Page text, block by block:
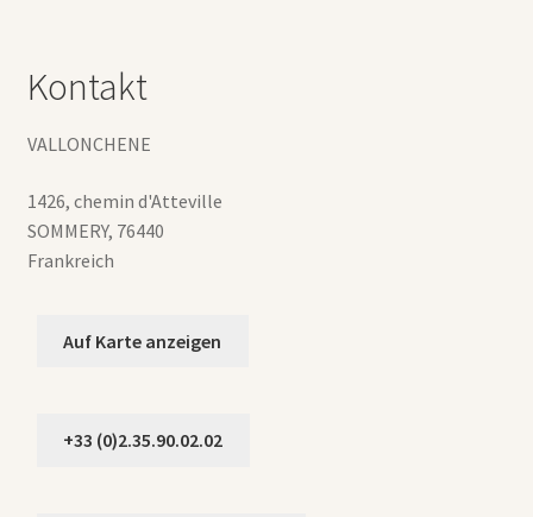
Kontakt
VALLONCHENE
1426, chemin d'Atteville
SOMMERY, 76440
Frankreich
Auf Karte anzeigen
+33 (0)2.35.90.02.02